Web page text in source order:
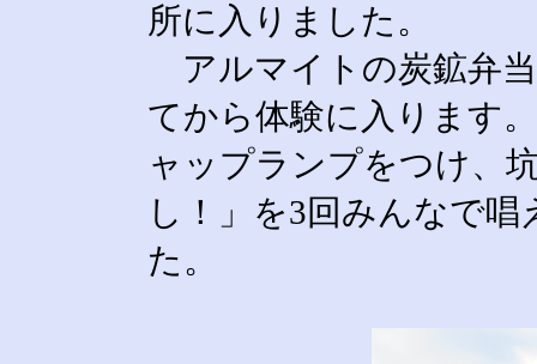
所に入りました。
アルマイトの炭鉱弁
てから体験に入ります
ャップランプをつけ、
し！」を3回みんなで
た。